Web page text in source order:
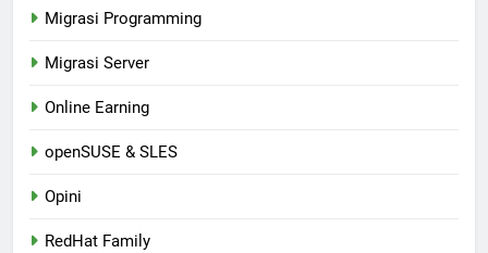
Migrasi Programming
Migrasi Server
Online Earning
openSUSE & SLES
Opini
RedHat Family